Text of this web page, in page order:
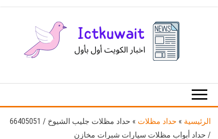
الكويت
الرئيسية » حداد مظلات »
حداد مظلات جليب الشيوخ / 66405051
/ حداد أبواب مظلات سيارات شبرات مخازن